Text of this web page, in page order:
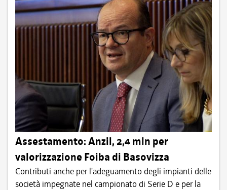
Assestamento: Anzil, 2,4 mln per
valorizzazione Foiba di Basovizza
Contributi anche per l'adeguamento degli impianti delle
società impegnate nel campionato di Serie D e per la